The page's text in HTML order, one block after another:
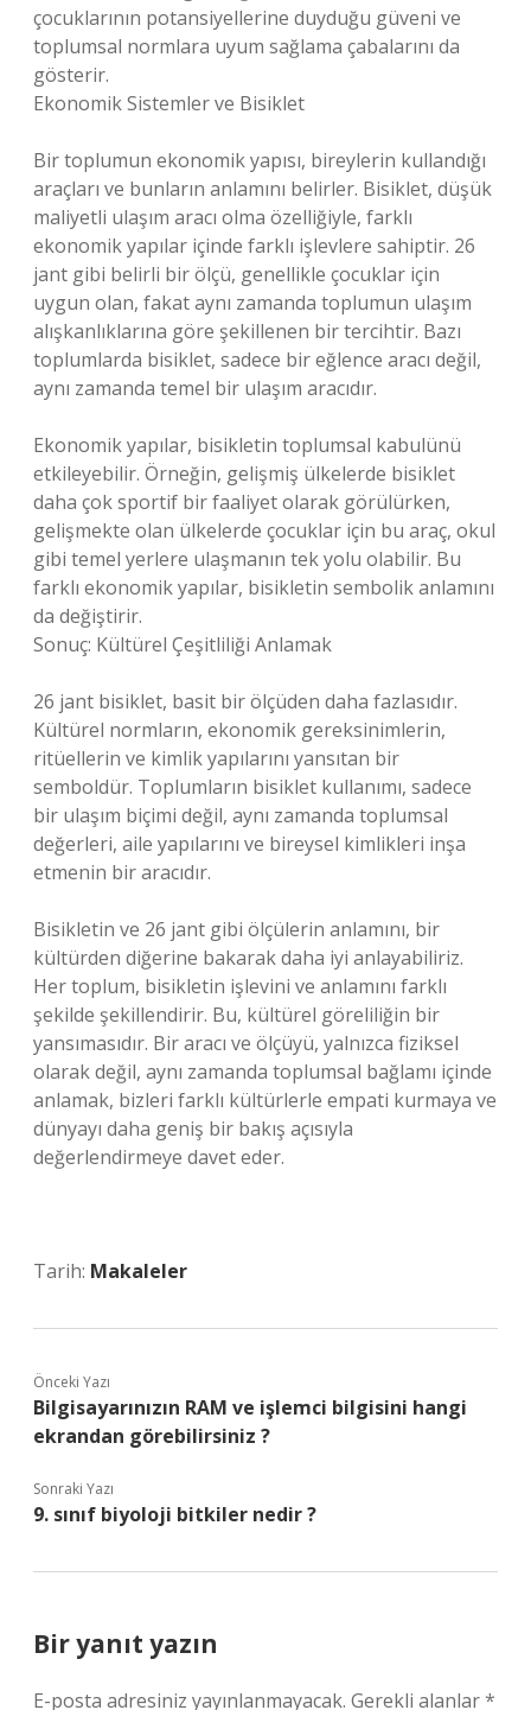
çocuklarının potansiyellerine duyduğu güveni ve
toplumsal normlara uyum sağlama çabalarını da
gösterir.
Ekonomik Sistemler ve Bisiklet
Bir toplumun ekonomik yapısı, bireylerin kullandığı
araçları ve bunların anlamını belirler. Bisiklet, düşük
maliyetli ulaşım aracı olma özelliğiyle, farklı
ekonomik yapılar içinde farklı işlevlere sahiptir. 26
jant gibi belirli bir ölçü, genellikle çocuklar için
uygun olan, fakat aynı zamanda toplumun ulaşım
alışkanlıklarına göre şekillenen bir tercihtir. Bazı
toplumlarda bisiklet, sadece bir eğlence aracı değil,
aynı zamanda temel bir ulaşım aracıdır.
Ekonomik yapılar, bisikletin toplumsal kabulünü
etkileyebilir. Örneğin, gelişmiş ülkelerde bisiklet
daha çok sportif bir faaliyet olarak görülürken,
gelişmekte olan ülkelerde çocuklar için bu araç, okul
gibi temel yerlere ulaşmanın tek yolu olabilir. Bu
farklı ekonomik yapılar, bisikletin sembolik anlamını
da değiştirir.
Sonuç: Kültürel Çeşitliliği Anlamak
26 jant bisiklet, basit bir ölçüden daha fazlasıdır.
Kültürel normların, ekonomik gereksinimlerin,
ritüellerin ve kimlik yapılarını yansıtan bir
semboldür. Toplumların bisiklet kullanımı, sadece
bir ulaşım biçimi değil, aynı zamanda toplumsal
değerleri, aile yapılarını ve bireysel kimlikleri inşa
etmenin bir aracıdır.
Bisikletin ve 26 jant gibi ölçülerin anlamını, bir
kültürden diğerine bakarak daha iyi anlayabiliriz.
Her toplum, bisikletin işlevini ve anlamını farklı
şekilde şekillendirir. Bu, kültürel göreliliğin bir
yansımasıdır. Bir aracı ve ölçüyü, yalnızca fiziksel
olarak değil, aynı zamanda toplumsal bağlamı içinde
anlamak, bizleri farklı kültürlerle empati kurmaya ve
dünyayı daha geniş bir bakış açısıyla
değerlendirmeye davet eder.
Tarih: Makaleler
Önceki Yazı
Bilgisayarınızın RAM ve işlemci bilgisini hangi
ekrandan görebilirsiniz ?
Sonraki Yazı
9. sınıf biyoloji bitkiler nedir ?
Bir yanıt yazın
E-posta adresiniz yayınlanmayacak. Gerekli alanlar*